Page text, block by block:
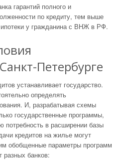
гарантий полного и
по кредиту, тем выше
у гражданина с ВНЖ в РФ.
Петербурге
устанавливает государство.
определять
И, разрабатывая схемы
государственные программы,
потребность в расширении базы
кредитов на жилье могут
обобщенные параметры программ
разных банков: